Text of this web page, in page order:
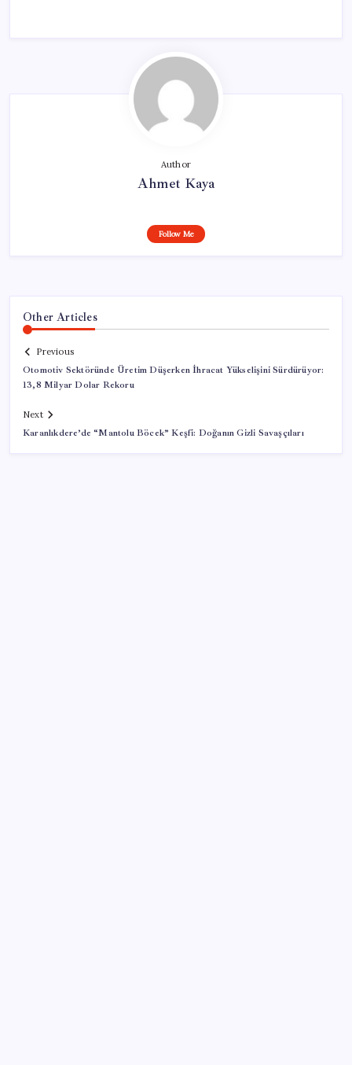
Author
Ahmet Kaya
Follow Me
Other Articles
Previous
Otomotiv Sektöründe Üretim Düşerken İhracat Yükselişini Sürdürüyor:
13,8 Milyar Dolar Rekoru
Next
Karanlıkdere’de “Mantolu Böcek” Keşfi: Doğanın Gizli Savaşçıları